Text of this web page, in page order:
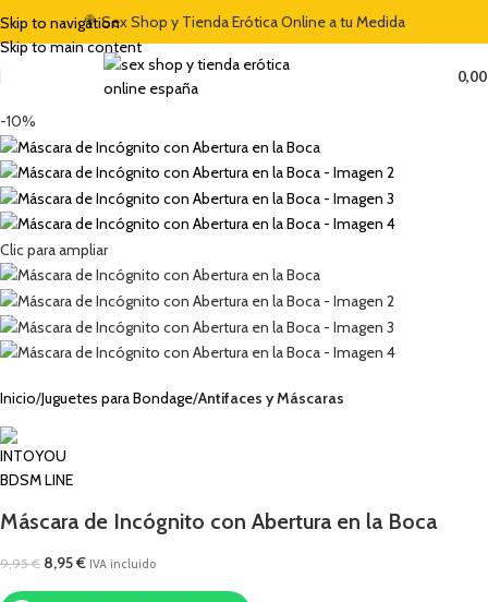
Skip to navigation
Skip to main content
🍭 Sex Shop y Tienda Erótica Online a tu Medida
-10%
Clic para ampliar
Inicio Juguetes para Bondage Antifaces y Máscaras
Máscara de Incógnito con Abertura en la Boca
9,95€ 8,95€ IVA incluido
BIENVENIDA DEL 5% CON EL CÓDIGO "DULCES5"🏷️ CUPÓN DE